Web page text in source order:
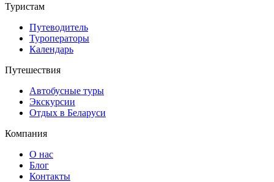
Туристам
Путеводитель
Туроператоры
Календарь
Путешествия
Автобусные туры
Экскурсии
Отдых в Беларуси
Компания
О нас
Блог
Контакты